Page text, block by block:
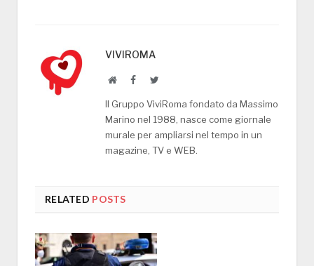
VIVIROMA
WebsiteFacebookTwitter
Il Gruppo ViviRoma fondato da Massimo
Marino nel 1988, nasce come giornale
murale per ampliarsi nel tempo in un
magazine, TV e WEB.
RELATED POSTS